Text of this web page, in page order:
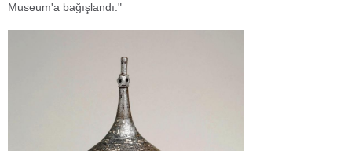
Museum'a bağışlandı."